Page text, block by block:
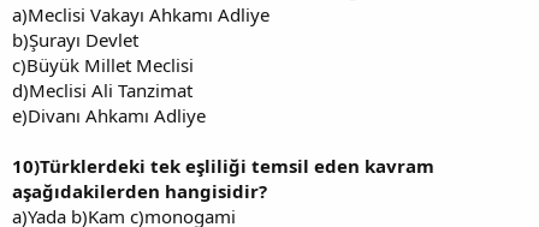
a)Meclisi Vakayı Ahkamı Adliye
b)Şurayı Devlet
c)Büyük Millet Meclisi
d)Meclisi Ali Tanzimat
e)Divanı Ahkamı Adliye
10)Türklerdeki tek eşliliği temsil eden kavram
aşağıdakilerden hangisidir?
a)Yada b)Kam c)monogami